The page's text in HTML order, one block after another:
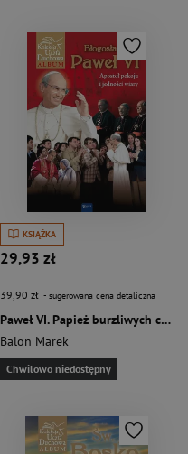
KSIĄŻKA
29,93 zł
39,90 zł - sugerowana cena detaliczna
Paweł VI. Papież burzliwych czasów
Balon Marek
Chwilowo niedostępny